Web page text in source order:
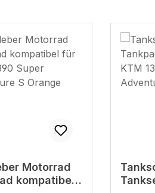
Motorrad
kompatibel